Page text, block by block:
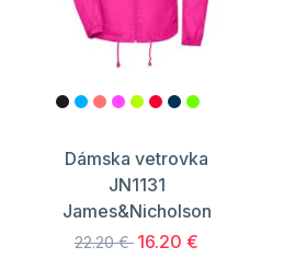
Dámska vetrovka
JN1131
James&Nicholson
22.20 € 16.20 €